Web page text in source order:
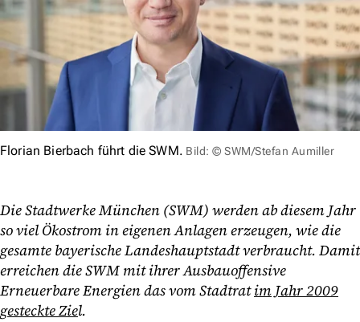
Florian Bierbach führt die SWM. Bild: © SWM/Stefan Aumiller
Die Stadtwerke München (SWM) werden ab diesem Jahr
so viel Ökostrom in eigenen Anlagen erzeugen, wie die
gesamte bayerische Landeshauptstadt verbraucht. Damit
erreichen die SWM mit ihrer Ausbauoffensive
Erneuerbare Energien das vom Stadtratim Jahr 2009
gesteckte Ziel.